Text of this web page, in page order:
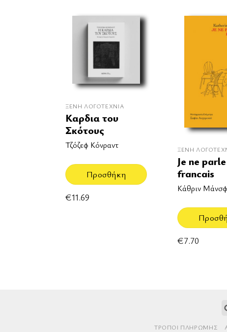
ΞΈΝΗ ΛΟΓΟΤΕΧΝΊΑ
Καρδια του
Σκότους
Τζόζεφ Κόνραντ
Προσθήκη
€11.69
ΞΈΝΗ
Je ne
francais
Κάθριν
€7.70
ΤΡΌΠΟΙ ΠΛΗΡΩΜΉΣ